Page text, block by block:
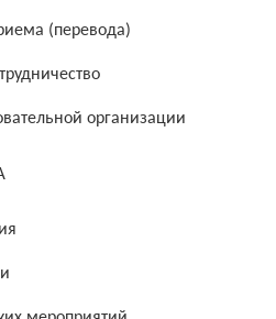
(перевода)
организации